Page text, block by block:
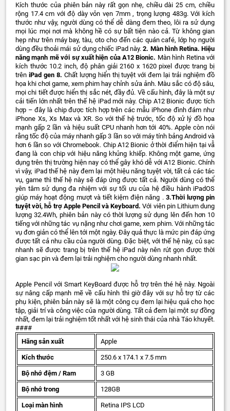
Kích thước của phiên bản này rất gọn nhẹ, chiều dài 25 cm, chiều
rộng 17.4 cm với độ dày vỏn vẹn 7mm , trọng lượng 483g. Với kích
thước như vậy, người dùng có thể dễ dàng đem theo, lôi ra sử dụng
mọi lúc mọi nơi mà không hề có sự bất tiện nào cả. Từ không gian
hẹp như trên máy bay, tàu, oto cho đến các quán café, lớp họ người
dùng đều thoải mái sử dụng chiếc iPad này.2. Màn hình Retina. Hiệu
năng mạnh mẽ với sự xuất hiện của A12 Bionic. Màn hình Retina với
kích thước 10.2 inch, độ phân giải 2160 x 1620 pixel được trang bị
trên iPad gen 8. Chất lượng hiển thị tuyệt với đem lại trải nghiệm đồ
họa khi chơi game, xem phim hay chỉnh sửa ảnh. Màu sắc có độ sâu,
mọi chi tiết được hiển thị sắc nét, đầy đủ. Về cấu hình, đây là một sự
cải tiến lớn nhất trên thế hệ iPad mới này. Chip A12 Bionic được tích
hợp – đây là chip được tích hợp trên các mẫu iPhone đình đám như
iPhone Xs, Xs Max và XR. So với thế hệ trước, tốc độ xử lý đồ họa
mạnh gấp 2 lần và hiệu suất CPU nhanh hơn tới 40%. Apple còn nói
rằng tốc độ của máy nhanh gấp 3 lần so với máy tính bảng Android và
hơn 6 lần so với Chromebook. Chip A12 Bionic ở thời điểm hiện tại vẫ
đang là con chip với hiệu năng khủng khiếp. Không một game, ứng
dụng trên thị trường hiện nay có thể gây khó dễ với A12 Bionic. Chính
vì vậy, iPad thế hệ này đem lại một hiệu năng tuyệt vời, tất cả các tác
vụ, game thì thế hệ này sẽ đáp ứng được tất cả. Người dùng có thể
yên tâm sử dụng đa nhiệm với sự tối ưu của hệ điều hành iPadOS
giúp máy hoạt động mượt và tiết kiệm điện năng . 3.Thời lượng pin
tuyệt vời, hỗ trợ Apple Pencil và Keyboard. Với viên pin Lithium dung
lượng 32.4Wh, phiên bản này có thời lượng sử dụng lên đến hơn 10
tiếng với những tác vụ nặng như chơi game, xem phim. Với những tác
vụ đơn giản có thể lên tới một ngày. Đây quả thực là mức pin đáp ứng
được tất cả nhu cầu của người dùng. Đặc biệt, với thế hệ này, củ sạc
nhanh sẽ được trang bị trên thế hệ iPad này nên rút gọn được thời
gian sạc pin và đem lại trải nghiệm cho người dùng nhanh nhất.
Apple Pencil với Smart KeyBoard được hỗ trợ trên thé hệ này. Ngoài
sự nâng cấp mạnh mẽ về cấu hình thì giờ đây với sự hỗ trợ từ các
phụ kiện, phiên bản này sẽ là một công cụ đem lại hiệu quả cho học
tập, giải trí và công việc của người dùng. Tất cả đem lại một sự đồng
nhất, đem lại trải nghiệm tốt nhất với hệ sinh thái của nhà Táo khuyết.
####
Hãng sản xuất
Apple
Kích thước 250.6 x 174.1 x 7.5 mm
Bộ nhớ đệm / Ram 3 GB
Bộ nhớ trong 128GB
Loại màn hình Retina IPS LCD